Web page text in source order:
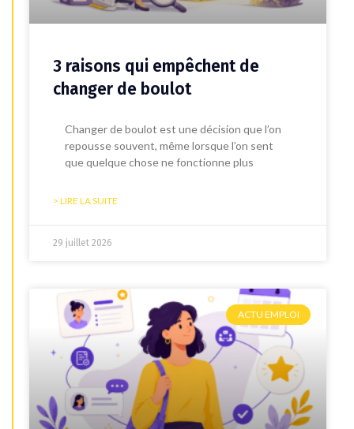
3 raisons qui empêchent de
changer de boulot
Changer de boulot est une décision que l’on
repousse souvent, même lorsque l’on sent
que quelque chose ne fonctionne plus
> LIRE LA SUITE
29 juillet 2026
ACTU EMPLOI